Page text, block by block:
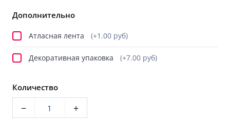
Дополнительно
Атласная лента (+1.00 руб)
Декоративная упаковка (+7.00 руб)
Количество
− +